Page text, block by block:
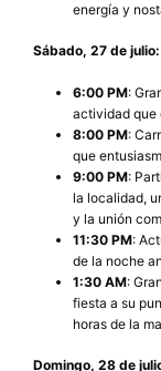
energía y
Sábado, 27 de julio:
6:00 PM:
actividad que
8:00 PM:
que
9:00 PM:
la localidad,
y la unión
11:30 PM:
de la noche
1:30 AM:
fiesta a su
horas de la
Domingo, 28 de